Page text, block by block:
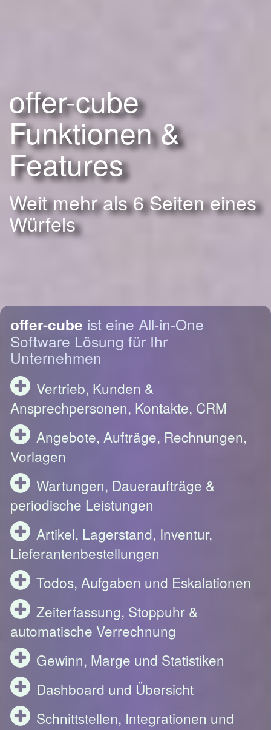
offer-cube
Funktionen &
Features
Weit mehr als 6 Seiten eines
Würfels
offer-cube ist eine All-in-One
Software Lösung für Ihr
Unternehmen
Vertrieb, Kunden &
Ansprechpersonen, Kontakte, CRM
Angebote, Aufträge, Rechnungen,
Vorlagen
Wartungen, Daueraufträge &
periodische Leistungen
Artikel, Lagerstand, Inventur,
Lieferantenbestellungen
Todos, Aufgaben und Eskalationen
Zeiterfassung, Stoppuhr &
automatische Verrechnung
Gewinn, Marge und Statistiken
Dashboard und Übersicht
Schnittstellen, Integrationen und